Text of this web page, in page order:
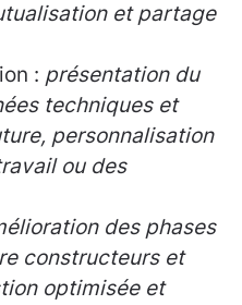
et partage
: présentation du
techniques et
personnalisation
ou des
des phases
constructeurs et
optimisée et